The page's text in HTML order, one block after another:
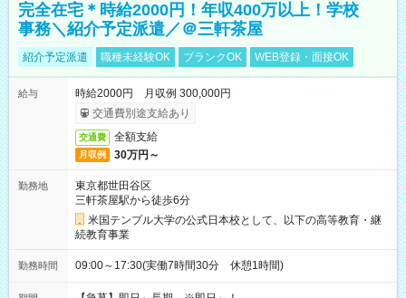
完全在宅＊時給2000円！年収400万以上！学校
事務＼紹介予定派遣／＠三軒茶屋
紹介予定派遣 職種未経験OK ブランクOK WEB登録・面接OK
給与
時給2000円 月収例 300,000円
交通費別途支給あり
交通費 全額支給
月収例 30万円～
勤務地
東京都世田谷区
三軒茶屋駅から徒歩6分
米国テンプル大学の公式日本校として、以下の高等教育・継
続教育事業
勤務時間 09:00～17:30(実働7時間30分 休憩1時間)